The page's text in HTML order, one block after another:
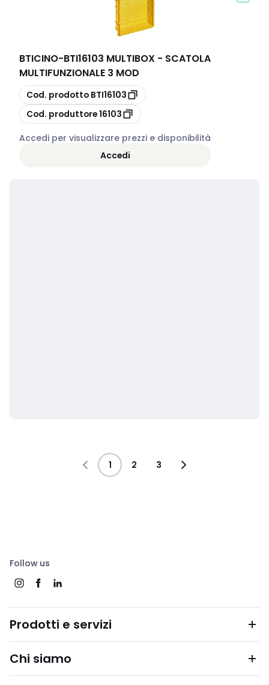
BTICINO-BTI16103 MULTIBOX - SCATOLA
MULTIFUNZIONALE 3 MOD
copia
Cod. prodotto BTI16103
copia
Cod. produttore16103
Accedi per visualizzare prezzi e disponibilità
Accedi
1 2 3
Follow us
Prodotti e servizi
Chi siamo